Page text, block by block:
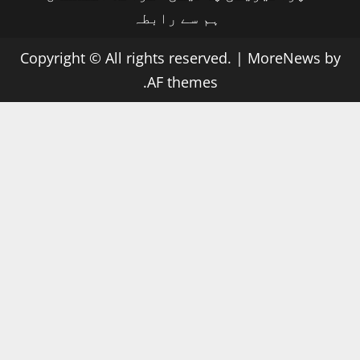
ہم سے رابطہ
Copyright © All rights reserved. | MoreNews by
AF themes.